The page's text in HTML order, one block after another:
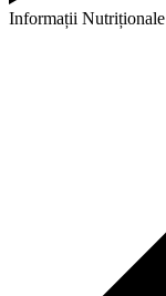
Informații Nutriționale